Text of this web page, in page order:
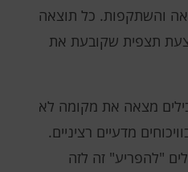
והשתקפות. כל תוצאה
תצפית שקובעת את
מצאה את מקומה לא
מדעיים רציניים.
"להפריע" זה לזה